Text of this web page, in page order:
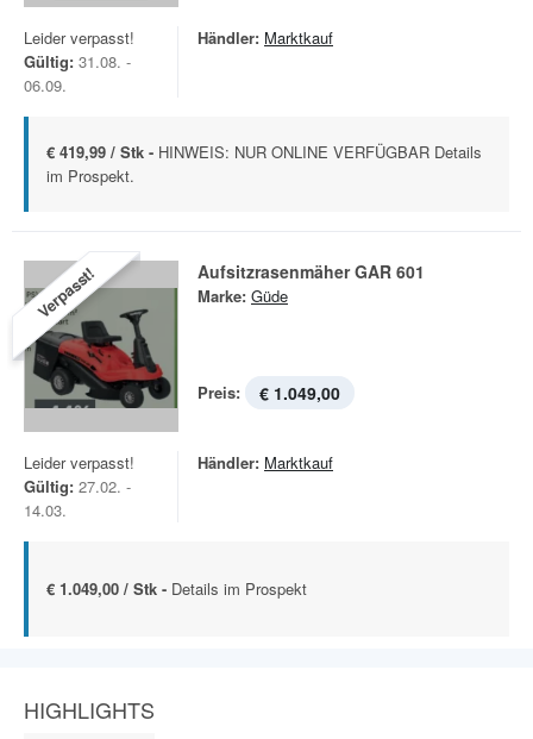
Leider verpasst!
Gültig: 31.08. -
06.09.
Händler: Marktkauf
€ 419,99 / Stk - HINWEIS: NUR ONLINE VERFÜGBAR Details
im Prospekt.
Verpasst! Aufsitzrasenmäher GAR 601
Marke: Güde
Preis: € 1.049,00
Leider verpasst!
Gültig: 27.02. -
14.03.
Händler: Marktkauf
€ 1.049,00 / Stk - Details im Prospekt
HIGHLIGHTS